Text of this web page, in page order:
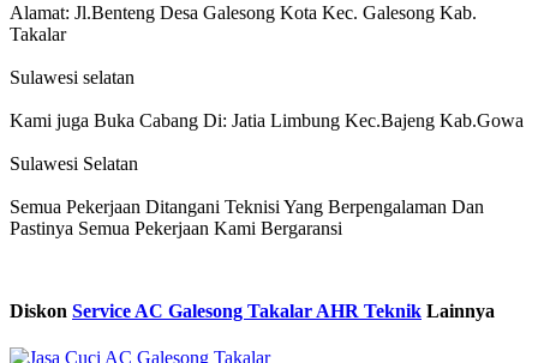
Alamat: Jl.Benteng Desa Galesong Kota Kec. Galesong Kab.
Takalar
Sulawesi selatan
Kami juga Buka Cabang Di: Jatia Limbung Kec.Bajeng Kab.Gowa
Sulawesi Selatan
Semua Pekerjaan Ditangani Teknisi Yang Berpengalaman Dan
Pastinya Semua Pekerjaan Kami Bergaransi
Diskon Service AC Galesong Takalar AHR Teknik Lainnya